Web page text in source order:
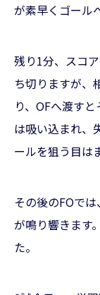
が素早くゴール
残り1分、スコ
ち切りますが、
り、OFへ渡す
は吸い込まれ、
ールを狙う目は
その後のFOで
が鳴り響きます
た。